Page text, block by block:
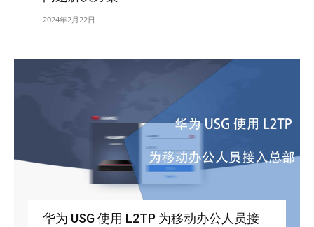
2024年2月22日
华为 USG 使用 L2TP 为移动办公人员接